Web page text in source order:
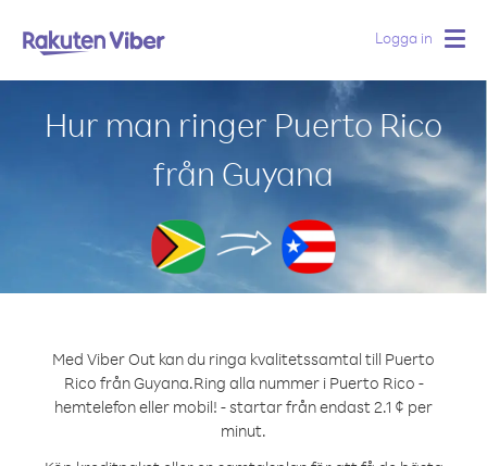
Logga in
Hur man ringer Puerto Rico
från Guyana
Med Viber Out kan du ringa kvalitetssamtal till Puerto
Rico från Guyana.Ring alla nummer i Puerto Rico -
hemtelefon eller mobil! - startar från endast 2.1 ¢ per
minut.